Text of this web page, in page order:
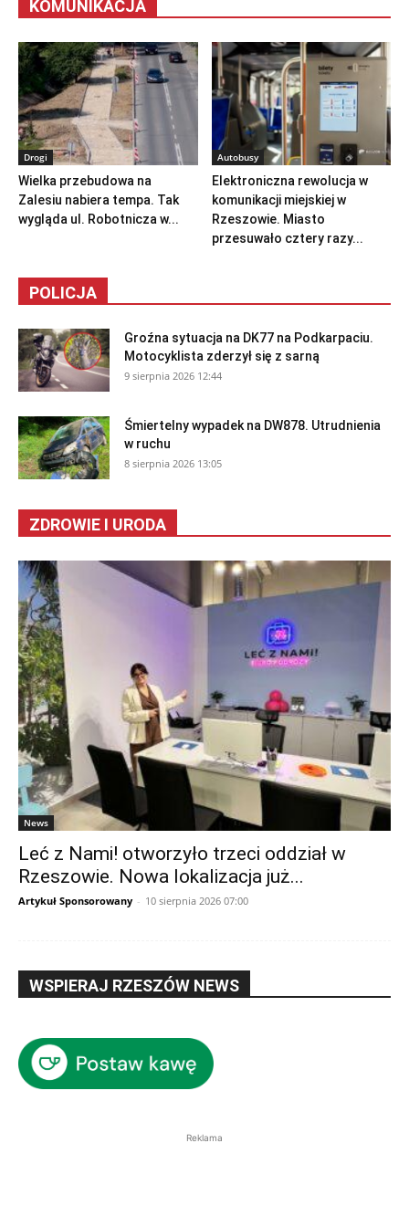
KOMUNIKACJA
Drogi
Wielka przebudowa na
Zalesiu nabiera tempa. Tak
wygląda ul. Robotnicza w...
Autobusy
Elektroniczna rewolucja w
komunikacji miejskiej w
Rzeszowie. Miasto
przesuwało cztery razy...
POLICJA
Groźna sytuacja na DK77 na Podkarpaciu.
Motocyklista zderzył się z sarną
9 sierpnia 2026 12:44
Śmiertelny wypadek na DW878. Utrudnienia
w ruchu
8 sierpnia 2026 13:05
ZDROWIE I URODA
News
Leć z Nami! otworzyło trzeci oddział w
Rzeszowie. Nowa lokalizacja już...
Artykuł Sponsorowany - 10 sierpnia 2026 07:00
WSPIERAJ RZESZÓW NEWS
Reklama